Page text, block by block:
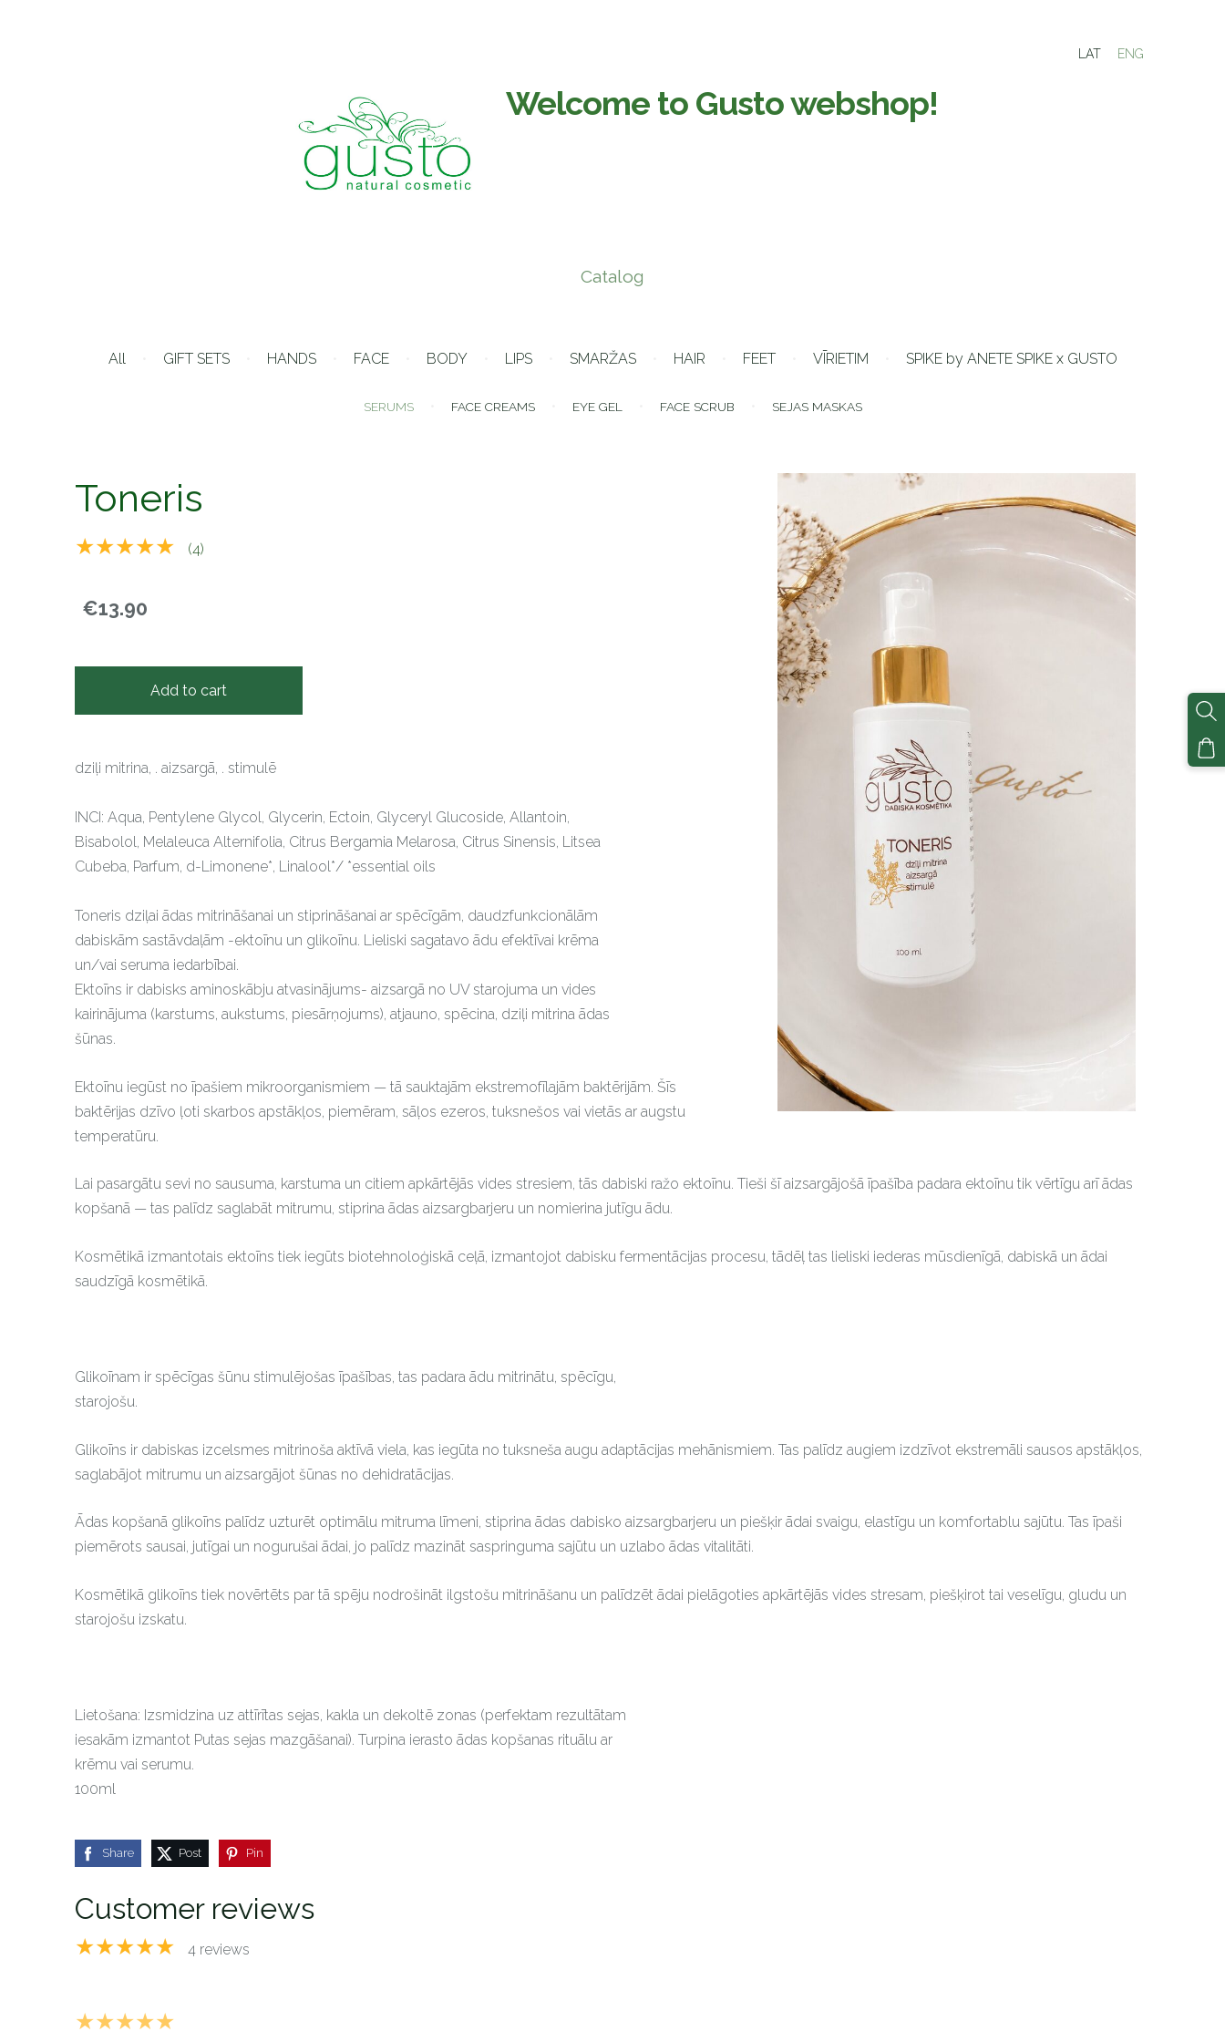
Welcome to Gusto webshop!
Catalog
LAT ENG
All GIFT SETS HANDS FACE BODY LIPS SMARŽAS HAIR FEET VĪRIETIM SPIKE by ANETE SPIKE x GUSTO
SERUMS FACE CREAMS EYE GEL FACE SCRUB SEJAS MASKAS
Toneris
★★★★★ (4)
€13.90
Add to cart
dziļi mitrina, . aizsargā, . stimulē
INCI: Aqua, Pentylene Glycol, Glycerin, Ectoin, Glyceryl Glucoside, Allantoin,
Bisabolol, Melaleuca Alternifolia, Citrus Bergamia Melarosa, Citrus Sinensis, Litsea
Cubeba, Parfum, d-Limonene*, Linalool*/ *essential oils
Toneris dziļai ādas mitrināšanai un stiprināšanai ar spēcīgām, daudzfunkcionālām
dabiskām sastāvdaļām -ektoīnu un glikoīnu. Lieliski sagatavo ādu efektīvai krēma
un/vai seruma iedarbībai.
Ektoīns ir dabisks aminoskābju atvasinājums- aizsargā no UV starojuma un vides
kairinājuma (karstums, aukstums, piesārņojums), atjauno, spēcina, dziļi mitrina ādas
šūnas.
Ektoīnu iegūst no īpašiem mikroorganismiem — tā sauktajām ekstremofīlajām baktērijām. Šīs
baktērijas dzīvo ļoti skarbos apstākļos, piemēram, sāļos ezeros, tuksnešos vai vietās ar augstu
temperatūru.
Lai pasargātu sevi no sausuma, karstuma un citiem apkārtējās vides stresiem, tās dabiski ražo ektoīnu. Tieši šī aizsargājošā īpašība padara ektoīnu tik vērtīgu arī ādas
kopšanā — tas palīdz saglabāt mitrumu, stiprina ādas aizsargbarjeru un nomierina jutīgu ādu.
Kosmētikā izmantotais ektoīns tiek iegūts biotehnoloģiskā ceļā, izmantojot dabisku fermentācijas procesu, tādēļ tas lieliski iederas mūsdienīgā, dabiskā un ādai
saudzīgā kosmētikā.
Glikoīnam ir spēcīgas šūnu stimulējošas īpašības, tas padara ādu mitrinātu, spēcīgu,
starojošu.
Glikoīns ir dabiskas izcelsmes mitrinoša aktīvā viela, kas iegūta no tuksneša augu adaptācijas mehānismiem. Tas palīdz augiem izdzīvot ekstremāli sausos apstākļos,
saglabājot mitrumu un aizsargājot šūnas no dehidratācijas.
Ādas kopšanā glikoīns palīdz uzturēt optimālu mitruma līmeni, stiprina ādas dabisko aizsargbarjeru un piešķir ādai svaigu, elastīgu un komfortablu sajūtu. Tas īpaši
piemērots sausai, jutīgai un nogurušai ādai, jo palīdz mazināt saspringuma sajūtu un uzlabo ādas vitalitāti.
Kosmētikā glikoīns tiek novērtēts par tā spēju nodrošināt ilgstošu mitrināšanu un palīdzēt ādai pielāgoties apkārtējās vides stresam, piešķirot tai veselīgu, gludu un
starojošu izskatu.
Lietošana: Izsmidzina uz attīrītas sejas, kakla un dekoltē zonas (perfektam rezultātam
iesakām izmantot Putas sejas mazgāšanai). Turpina ierasto ādas kopšanas rituālu ar
krēmu vai serumu.
100ml
Share Post Pin
Customer reviews
★★★★★ 4 reviews
★★★★★